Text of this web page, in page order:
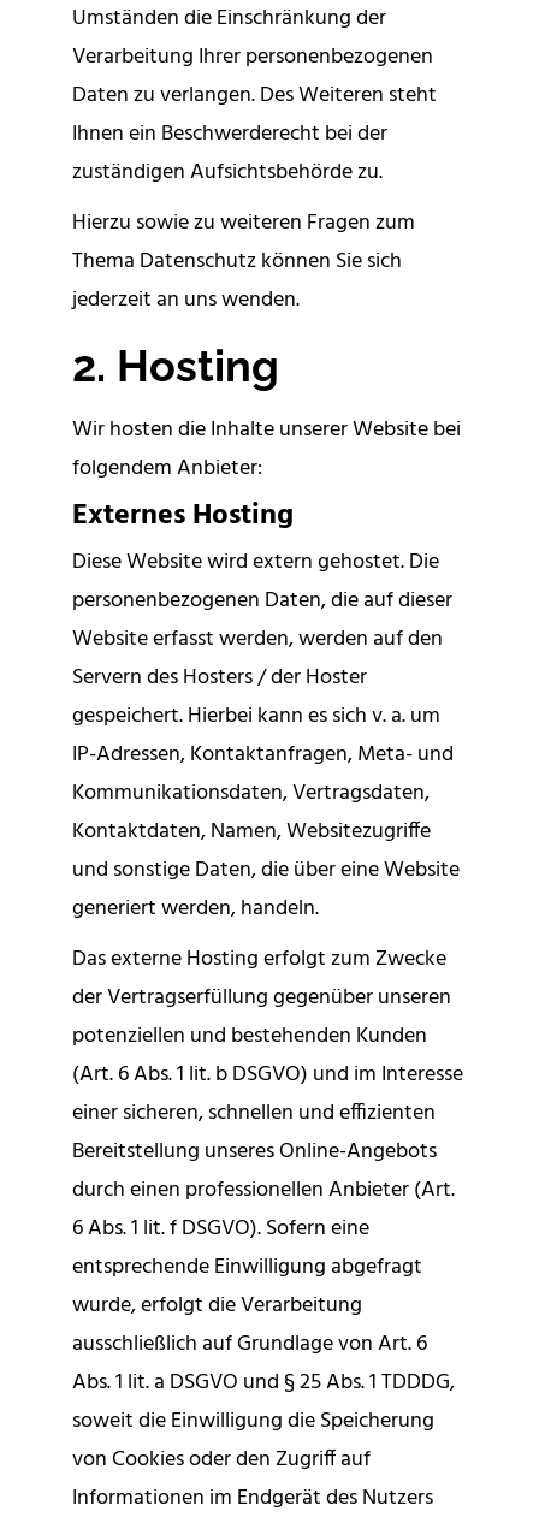
Umständen die Einschränkung der
Verarbeitung Ihrer personenbezogenen
Daten zu verlangen. Des Weiteren steht
Ihnen ein Beschwerderecht bei der
zuständigen Aufsichtsbehörde zu.
Hierzu sowie zu weiteren Fragen zum
Thema Datenschutz können Sie sich
jederzeit an uns wenden.
2. Hosting
Wir hosten die Inhalte unserer Website bei
folgendem Anbieter:
Externes Hosting
Diese Website wird extern gehostet. Die
personenbezogenen Daten, die auf dieser
Website erfasst werden, werden auf den
Servern des Hosters / der Hoster
gespeichert. Hierbei kann es sich v. a. um
IP-Adressen, Kontaktanfragen, Meta- und
Kommunikationsdaten, Vertragsdaten,
Kontaktdaten, Namen, Websitezugriffe
und sonstige Daten, die über eine Website
generiert werden, handeln.
Das externe Hosting erfolgt zum Zwecke
der Vertragserfüllung gegenüber unseren
potenziellen und bestehenden Kunden
(Art. 6 Abs. 1 lit. b DSGVO) und im Interesse
einer sicheren, schnellen und effizienten
Bereitstellung unseres Online-Angebots
durch einen professionellen Anbieter (Art.
6 Abs. 1 lit. f DSGVO). Sofern eine
entsprechende Einwilligung abgefragt
wurde, erfolgt die Verarbeitung
ausschließlich auf Grundlage von Art. 6
Abs. 1 lit. a DSGVO und § 25 Abs. 1 TDDDG,
soweit die Einwilligung die Speicherung
von Cookies oder den Zugriff auf
Informationen im Endgerät des Nutzers